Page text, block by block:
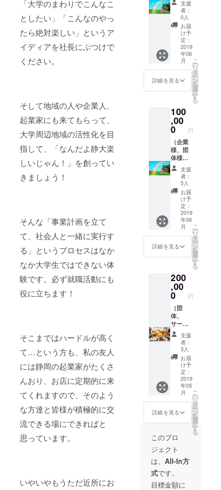
「大学のまわりでこんなこ
としたい」「こんなのやっ
たら絶対楽しい」というア
イディアを社長にぶつけで
ください。
そして地域の人や企業人、
起業家にも来てもらって、
大学周辺地域の活性化を目
指して、「なんだよ静大楽
しいじゃん！」を創ってい
きましょう！
そんな「事業計画を立て
て、社会人と一緒に実行す
る」というプロセスはなか
なか大学生ではできない体
験です。必ず就職活動にも
役に立ちます！
そこまではハードルが高く
て…という方も、私の友人
には静岡の起業家がたくさ
んおり、お店に定期的に来
てくれますので、そのよう
な方達と皆様が積極的に交
流できる場にできればと
思っています。
いやいやもうただ近所にお
達に確
定しま
したら
案内
メール
を送ら
せて頂
きま
す。
店オリ
ジナル
ポス
ター！
ポス
ターに
協賛企
業、団
体様の
希望す
る名前
を入れ
頂きま
す。制
作完了
後にポ
スター
をご指
定の住
所に送
らせて
頂きま
す。 ※
そのポ
スター
は１年
間お店
に貼ら
せて頂
きま
す。 ※
写真は
ジで
す。
支援
者：
0人
お届
け予
定：
2019
年06
月
詳細を見る
こ
の
リ
タ
ー
ン
を
選
択
す
る
100
,00
0 円
（企業
様、団
体様向
け）お
店オリ
ジナル
ポス
ター！
ポス
ターに
協賛企
業、団
体様の
希望す
る名前
を大き
ズで入
れさせ
て頂き
ます。
制作完
了後に
ポス
ターを
ご指定
の住所
に送ら
せて頂
きま
す。 ※
そのポ
スター
は１年
間お店
に貼ら
せて頂
きま
す。 ※
写真は
イメー
ジで
す。
支援
者：
5人
お届
け予
定：
2019
年06
月
詳細を見る
こ
の
リ
タ
ー
ン
を
選
択
す
る
200
,00
0 円
（団
体、
サーク
ル向
け）超
得！！
コース
料理＋
飲み放
題３時
間お店
貸切券
（８０
名ま
で） ※
事前予
約にて
お受け
いたし
ます。
支援
者：
3人
お届
け予
定：
2019
年05
月
詳細を見る
こ
の
リ
タ
ー
ン
を
選
択
す
る
このプロ
ジェクト
は、 All-In方
式です。
目標金額に